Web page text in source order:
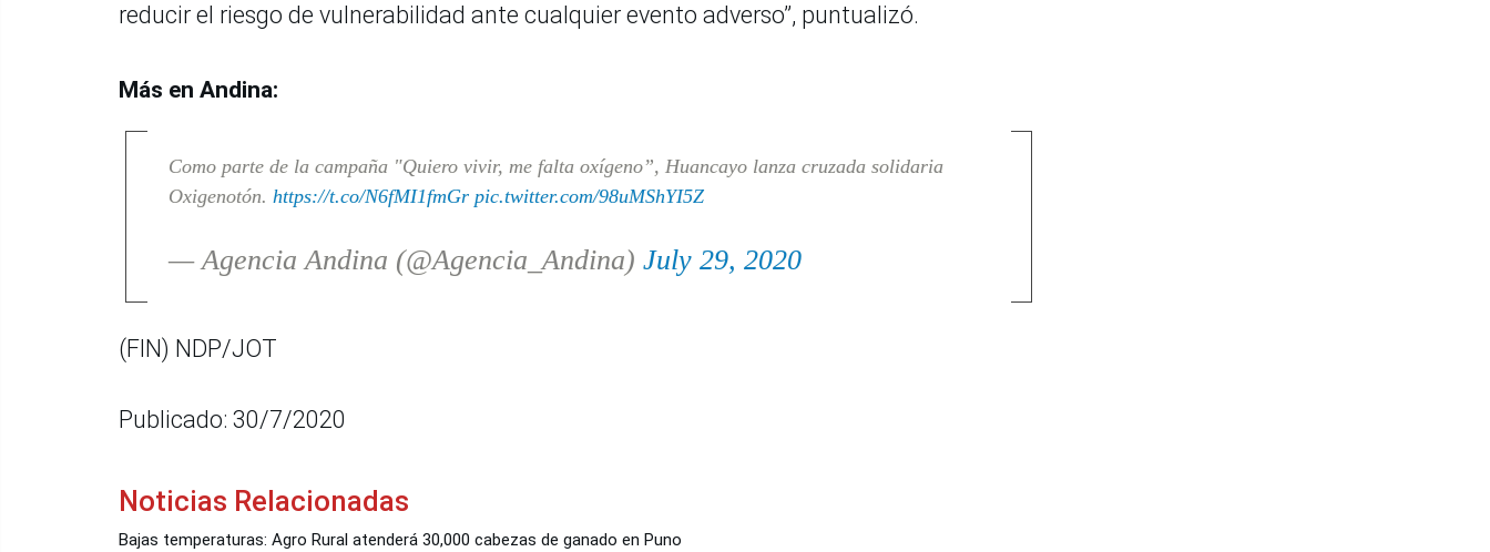
reducir el riesgo de vulnerabilidad ante cualquier evento adverso”, puntualizó.
Más en Andina:
Como parte de la campaña "Quiero vivir, me falta oxígeno”, Huancayo lanza cruzada solidaria
Oxigenotón. https://t.co/N6fMI1fmGr pic.twitter.com/98uMShYI5Z
— Agencia Andina (@Agencia_Andina) July 29, 2020
(FIN) NDP/JOT
Publicado: 30/7/2020
Noticias Relacionadas
Bajas temperaturas: Agro Rural atenderá 30,000 cabezas de ganado en Puno